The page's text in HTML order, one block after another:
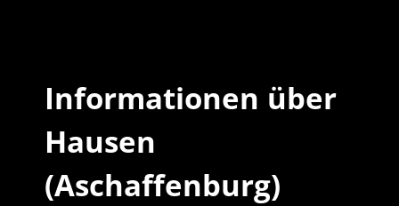
Informationen über
Hausen
(Aschaffenburg)